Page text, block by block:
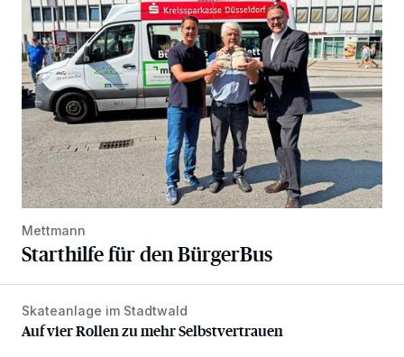
Mettmann
Starthilfe für den BürgerBus
Auf vier Rollen zu mehr Selbstvertrauen
Skateanlage im Stadtwald
Auf vier Rollen zu mehr Selbstvertrauen